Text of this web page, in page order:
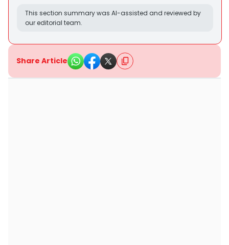
This section summary was AI-assisted and reviewed by
our editorial team.
Share Article